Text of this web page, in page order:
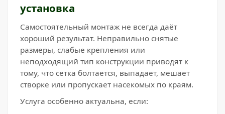
установка
Самостоятельный монтаж не всегда даёт
хороший результат. Неправильно снятые
размеры, слабые крепления или
неподходящий тип конструкции приводят к
тому, что сетка болтается, выпадает, мешает
створке или пропускает насекомых по краям.
Услуга особенно актуальна, если: